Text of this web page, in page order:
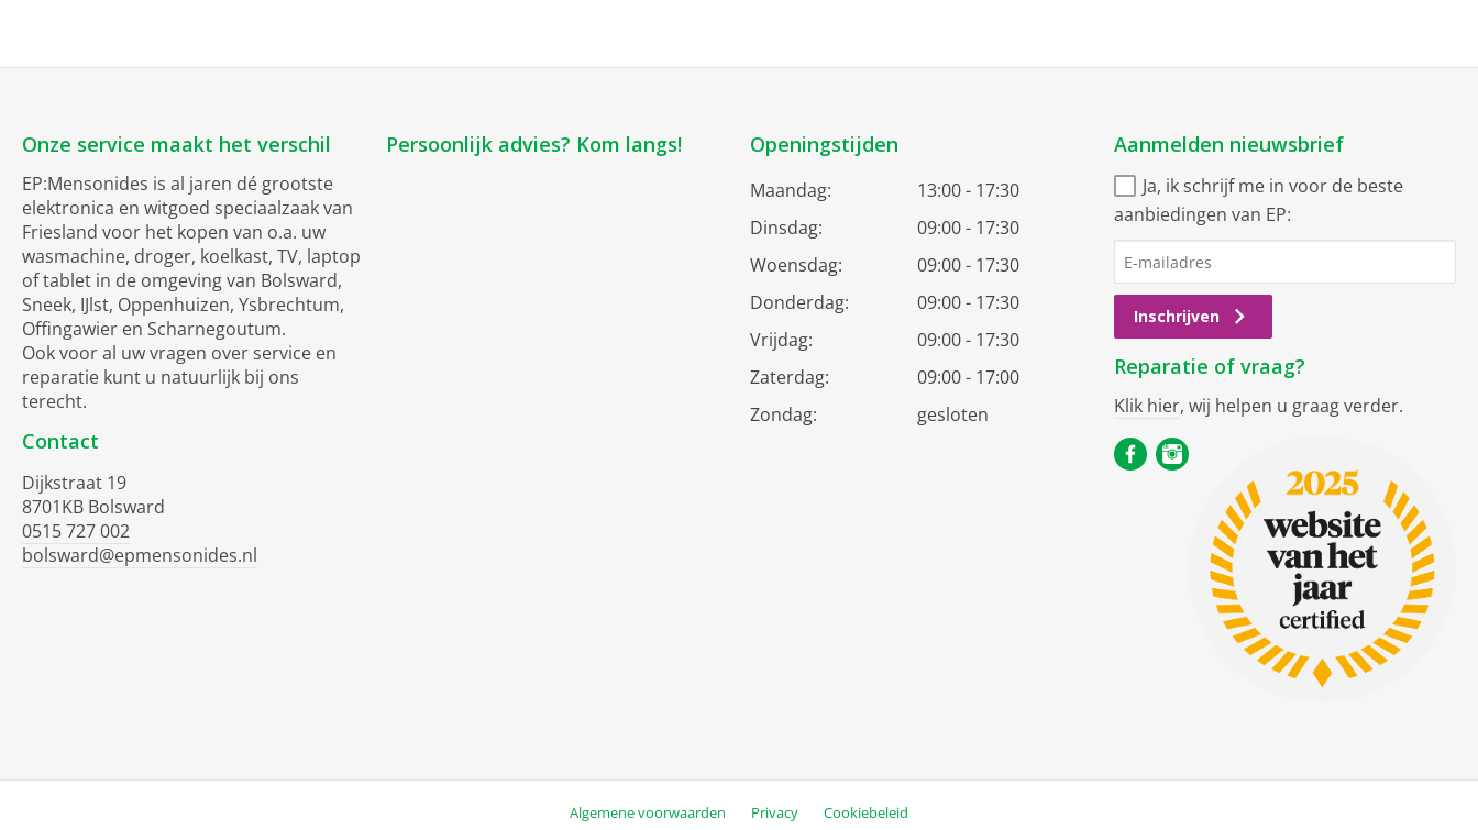
Onze service maakt het verschil
EP:Mensonides is al jaren dé grootste
elektronica en witgoed speciaalzaak van
Friesland voor het kopen van o.a. uw
wasmachine, droger, koelkast, TV, laptop
of tablet in de omgeving van Bolsward,
Sneek, IJlst, Oppenhuizen, Ysbrechtum,
Offingawier en Scharnegoutum.
Ook voor al uw vragen over service en
reparatie kunt u natuurlijk bij ons
terecht.
Contact
Dijkstraat 19
8701KB Bolsward
0515 727 002
bolsward@epmensonides.nl
Persoonlijk advies? Kom langs! Openingstijden
Maandag:
13:00 - 17:30
Dinsdag:
09:00 - 17:30
Woensdag:
09:00 - 17:30
Donderdag:
09:00 - 17:30
Vrijdag:
09:00 - 17:30
Zaterdag:
09:00 - 17:00
Zondag:
gesloten
Aanmelden nieuwsbrief
Ja, ik schrijf me in voor de beste
aanbiedingen van EP:
Inschrijven
Reparatie of vraag?
Klik hier, wij helpen u graag verder.
Algemene voorwaarden Privacy Cookiebeleid